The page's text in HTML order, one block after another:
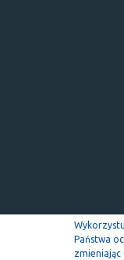
Państwa
zmieniając